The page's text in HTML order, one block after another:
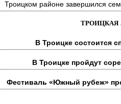
Троицком районе завершился
ТРОИЦКАЯ
В Троицке состоится
В Троицке пройдут
Фестиваль «Южный рубеж»